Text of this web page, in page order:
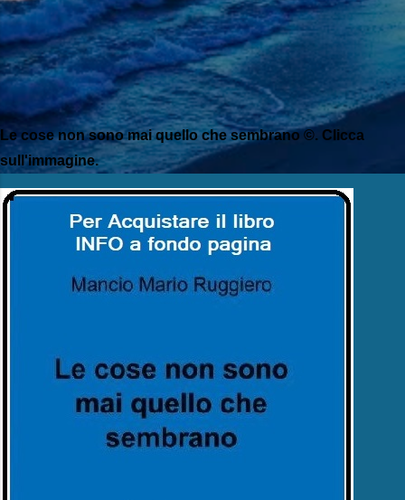
Le cose non sono mai quello che sembrano ©. Clicca
sull'immagine.